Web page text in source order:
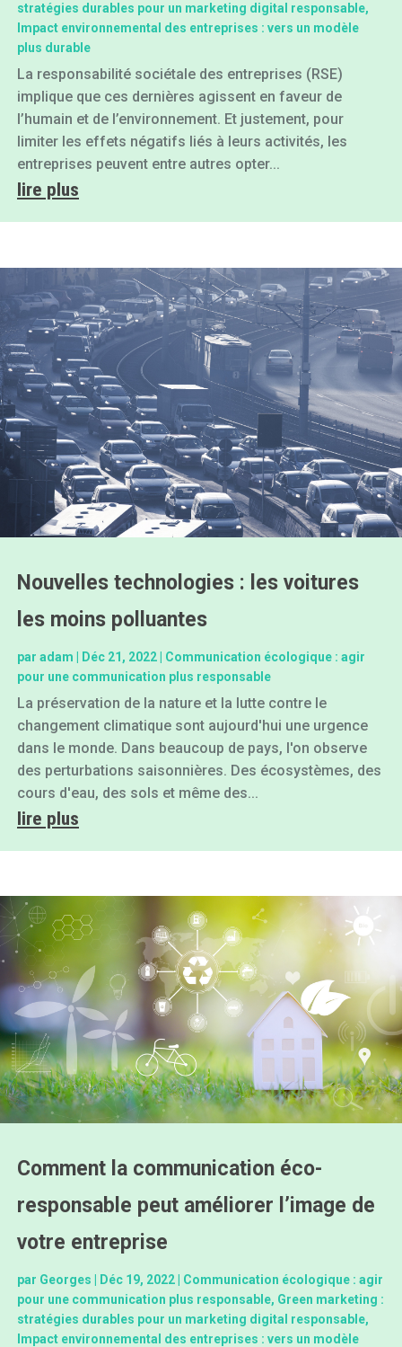
stratégies durables pour un marketing digital responsable,
Impact environnemental des entreprises : vers un modèle
plus durable
La responsabilité sociétale des entreprises (RSE)
implique que ces dernières agissent en faveur de
l’humain et de l’environnement. Et justement, pour
limiter les effets négatifs liés à leurs activités, les
entreprises peuvent entre autres opter...
lire plus
Nouvelles technologies : les voitures
les moins polluantes
par adam Déc 21, 2022
Communication écologique : agir
pour une communication plus responsable
La préservation de la nature et la lutte contre le
changement climatique sont aujourd'hui une urgence
dans le monde. Dans beaucoup de pays, l'on observe
des perturbations saisonnières. Des écosystèmes, des
cours d'eau, des sols et même des...
lire plus
Comment la communication éco-
responsable peut améliorer l’image de
votre entreprise
par Georges Déc 19, 2022
Communication écologique : agir
pour une communication plus responsable, Green marketing :
stratégies durables pour un marketing digital responsable,
Impact environnemental des entreprises : vers un modèle